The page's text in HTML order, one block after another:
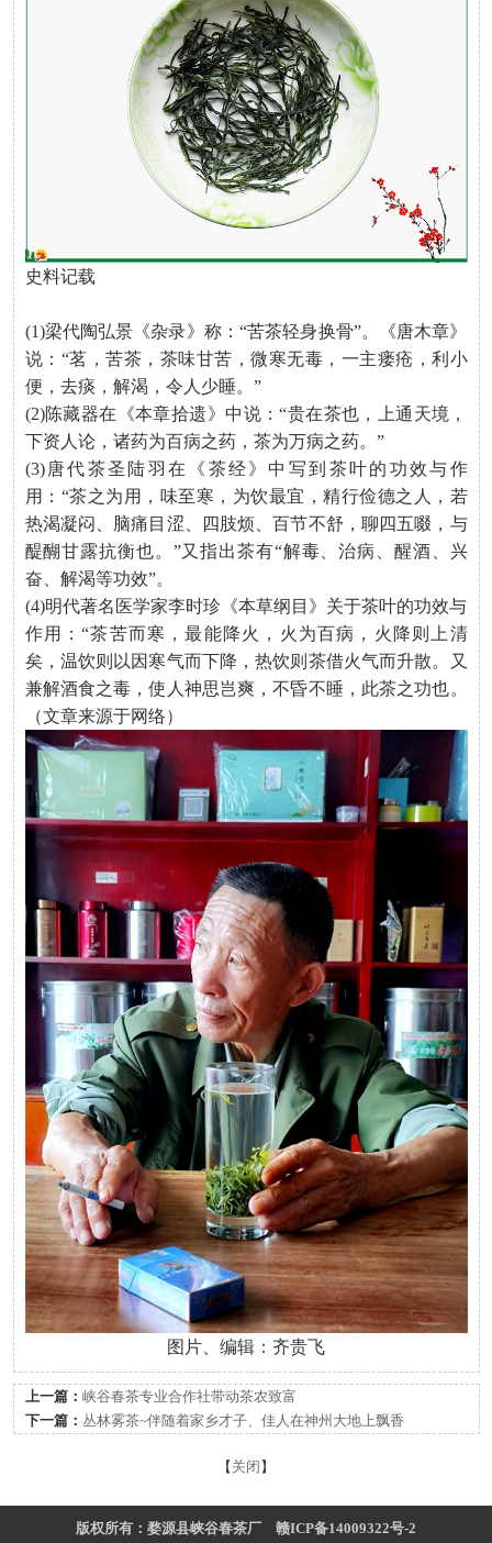
史料记载
(1)梁代陶弘景《杂录》称：“苦茶轻身换骨”。《唐木章》
说：“茗，苦茶，茶味甘苦，微寒无毒，一主瘘疮，利小
便，去痰，解渴，令人少睡。”
(2)陈藏器在《本章拾遗》中说：“贵在茶也，上通天境，
下资人论，诸药为百病之药，茶为万病之药。”
(3)唐代茶圣陆羽在《茶经》中写到茶叶的功效与作
用：“茶之为用，味至寒，为饮最宜，精行俭德之人，若
热渴凝闷、脑痛目涩、四肢烦、百节不舒，聊四五啜，与
醍醐甘露抗衡也。”又指出茶有“解毒、治病、醒酒、兴
奋、解渴等功效”。
(4)明代著名医学家李时珍《本草纲目》关于茶叶的功效与
作用：“茶苦而寒，最能降火，火为百病，火降则上清
矣，温饮则以因寒气而下降，热饮则茶借火气而升散。又
兼解酒食之毒，使人神思岂爽，不昏不睡，此茶之功也。
（文章来源于网络）
图片、编辑：齐贵飞
上一篇： 峡谷春茶专业合作社带动茶农致富
下一篇： 丛林雾茶~伴随着家乡才子、佳人在神州大地上飘香
【关闭】
版权所有：婺源县峡谷春茶厂 赣ICP备14009322号-2